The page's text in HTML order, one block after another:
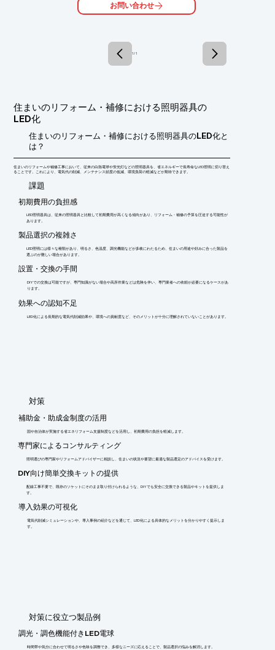
詳しくはお問い合わせ、またはカタログをダウンロードしてくだ
お問い合わせ
1 / 1
住まいのリフォーム・補修における照明器具の
LED化
住まいのリフォーム・補修における照明器具のLED化と
は？
住まいのリフォームや補修工事において、従来の白熱電球や蛍光灯などの照明器具を、省エネルギーで長寿命なLED照明に切り替え
ることです。これにより、電気代の削減、メンテナンス頻度の低減、環境負荷の軽減などが期待できます。
​課題
初期費用の負担感
LED照明器具は、従来の照明器具と比較して初期費用が高くなる傾向があり、リフォーム・補修の予算を圧迫する可能性が
あります。
製品選択の複雑さ
LED照明には様々な種類があり、明るさ、色温度、調光機能などが多岐にわたるため、住まいの用途や好みに合った製品を
選ぶのが難しい場合があります。
設置・交換の手間
DIYでの交換は可能ですが、専門知識がない場合や高所作業などは危険を伴い、専門業者への依頼が必要になるケースがあ
ります。
効果への認知不足
LED化による長期的な電気代削減効果や、環境への貢献度など、そのメリットが十分に理解されていないことがあります。
​対策
補助金・助成金制度の活用
国や自治体が実施する省エネリフォーム支援制度などを活用し、初期費用の負担を軽減します。
専門家によるコンサルティング
照明選びの専門家やリフォームアドバイザーに相談し、住まいの状況や要望に最適な製品選定のアドバイスを受けます。
DIY向け簡単交換キットの提供
配線工事不要で、既存のソケットにそのまま取り付けられるような、DIYでも安全に交換できる製品やキットを提供しま
す。
導入効果の可視化
電気代削減シミュレーションや、導入事例の紹介などを通じて、LED化による具体的なメリットを分かりやすく提示しま
す。
​対策に役立つ製品例
調光・調色機能付きLED電球
時間帯や気分に合わせて明るさや色味を調整でき、多様なニーズに応えることで、製品選択の悩みを解消します。